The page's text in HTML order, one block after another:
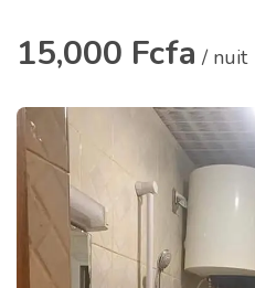
15,000 Fcfa / nuit